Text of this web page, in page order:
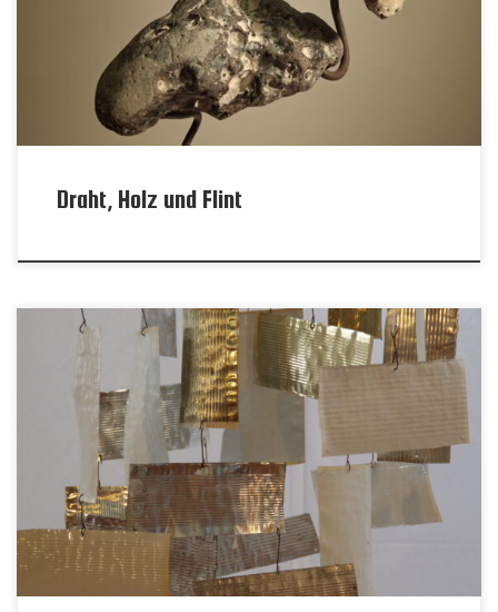
Draht, Holz und Flint